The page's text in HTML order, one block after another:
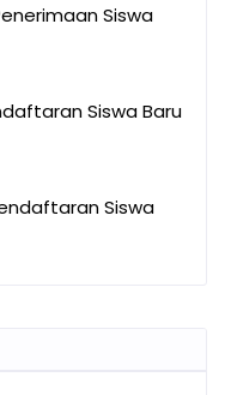
Siswa
Siswa Baru
Siswa